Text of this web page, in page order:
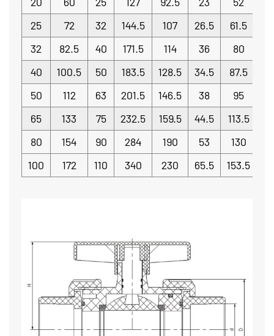
25
72 32 144.5 107 26.5
61.5
32
82.5 40 171.5 114 36
80
40
100.5 50 183.5 128.5 34.5
87.5
50
112 63 201.5 146.5 38
95
65
133 75 232.5 159.5 44.5
113.5
80
154 90 284 190 53
130
100
172 110 340 230 65.5 153.5